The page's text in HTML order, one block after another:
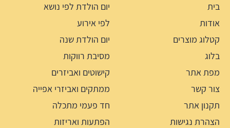
בית
אודות
קטלוג מוצרים
בלוג
מפת אתר
צור קשר
תקנון אתר
הצהרת נגישות
יום הולדת לפי נושא
לפי אירוע
יום הולדת שנה
מסיבת רווקות
קישוטים ואביזרים
ממתקים ואביזרי אפייה
חד פעמי מתכלה
הפתעות ואריזות